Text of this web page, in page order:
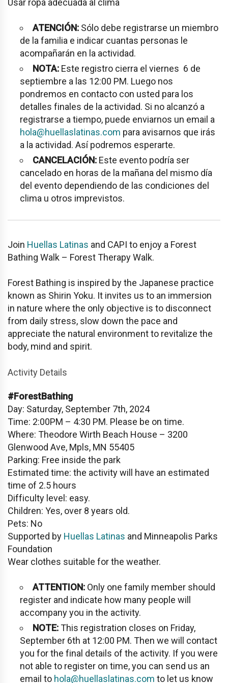
Usar ropa adecuada al clima
ATENCIÓN: Sólo debe registrarse un miembro
de la familia e indicar cuantas personas le
acompañarán en la actividad.
NOTA: Este registro cierra el viernes 6 de
septiembre a las 12:00 PM. Luego nos
pondremos en contacto con usted para los
detalles finales de la actividad. Si no alcanzó a
registrarse a tiempo, puede enviarnos un email a
hola@huellaslatinas.com para avisarnos que irás
a la actividad. Así podremos esperarte.
CANCELACIÓN: Este evento podría ser
cancelado en horas de la mañana del mismo día
del evento dependiendo de las condiciones del
clima u otros imprevistos.
Join Huellas Latinas and CAPI to enjoy a Forest
Bathing Walk – Forest Therapy Walk.
Forest Bathing is inspired by the Japanese practice
known as Shirin Yoku. It invites us to an immersion
in nature where the only objective is to disconnect
from daily stress, slow down the pace and
appreciate the natural environment to revitalize the
body, mind and spirit.
Activity Details
#ForestBathing
Day: Saturday, September 7th, 2024
Time: 2:00PM – 4:30 PM. Please be on time.
Where: Theodore Wirth Beach House – 3200
Glenwood Ave, Mpls, MN 55405
Parking: Free inside the park
Estimated time: the activity will have an estimated
time of 2.5 hours
Difficulty level: easy.
Children: Yes, over 8 years old.
Pets: No
Supported by Huellas Latinas and Minneapolis Parks
Foundation
Wear clothes suitable for the weather.
ATTENTION: Only one family member should
register and indicate how many people will
accompany you in the activity.
NOTE:This registration closes on Friday,
September 6th at 12:00 PM. Then we will contact
you for the final details of the activity. If you were
not able to register on time, you can send us an
email to hola@huellaslatinas.com to let us know